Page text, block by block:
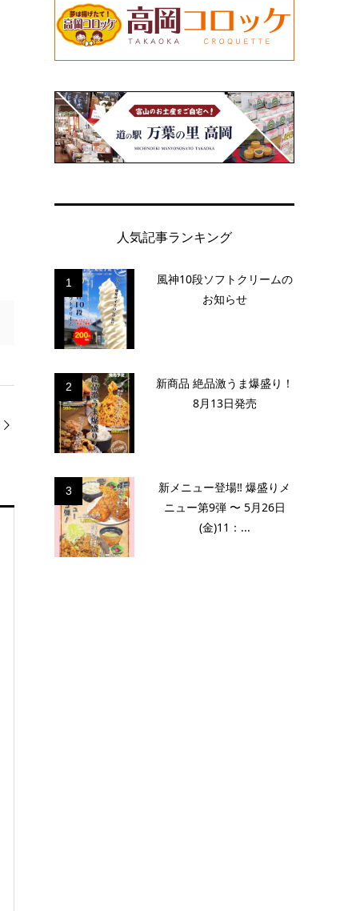
人気記事ランキング
1
風神10段ソフトクリームの
お知らせ
2
新商品 絶品激うま爆盛り！
8月13日発売
3
新メニュー登場‼️ 爆盛りメ
ニュー第9弾 〜 5月26日
(金)11：...